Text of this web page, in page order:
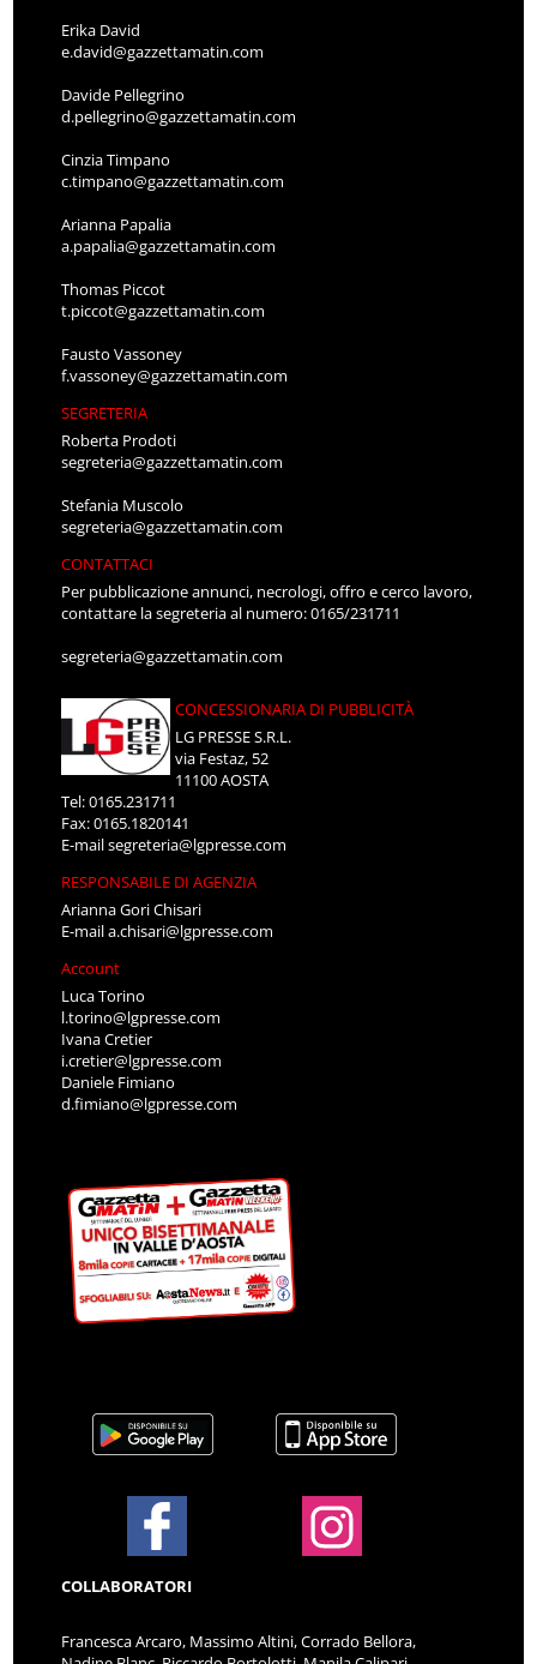
Erika David
e.david@gazzettamatin.com
Davide Pellegrino
d.pellegrino@gazzettamatin.com
Cinzia Timpano
c.timpano@gazzettamatin.com
Arianna Papalia
a.papalia@gazzettamatin.com
Thomas Piccot
t.piccot@gazzettamatin.com
Fausto Vassoney
f.vassoney@gazzettamatin.com
SEGRETERIA
Roberta Prodoti
segreteria@gazzettamatin.com
Stefania Muscolo
segreteria@gazzettamatin.com
CONTATTACI
Per pubblicazione annunci, necrologi, offro e cerco lavoro,
contattare la segreteria al numero: 0165/231711
segreteria@gazzettamatin.com
CONCESSIONARIA DI PUBBLICITÀ
LG PRESSE S.R.L.
via Festaz, 52
11100 AOSTA
Tel: 0165.231711
Fax: 0165.1820141
E-mailsegreteria@lgpresse.com
RESPONSABILE DI AGENZIA
Arianna Gori Chisari
E-maila.chisari@lgpresse.com
Account
Luca Torino
l.torino@lgpresse.com
Ivana Cretier
i.cretier@lgpresse.com
Daniele Fimiano
d.fimiano@lgpresse.com
COLLABORATORI
Francesca Arcaro, Massimo Altini, Corrado Bellora,